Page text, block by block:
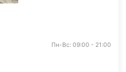
Пн-Вс: 09:00 - 21:00